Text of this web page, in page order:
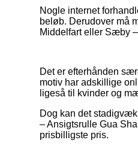
Nogle internet
beløb. Derudover må
Middelfart eller Sæby
Det er efterhånden
motiv har adskillige
ligeså til kvinder og
Dog kan det
– Ansigtsrulle Gua
prisbilligste pris.